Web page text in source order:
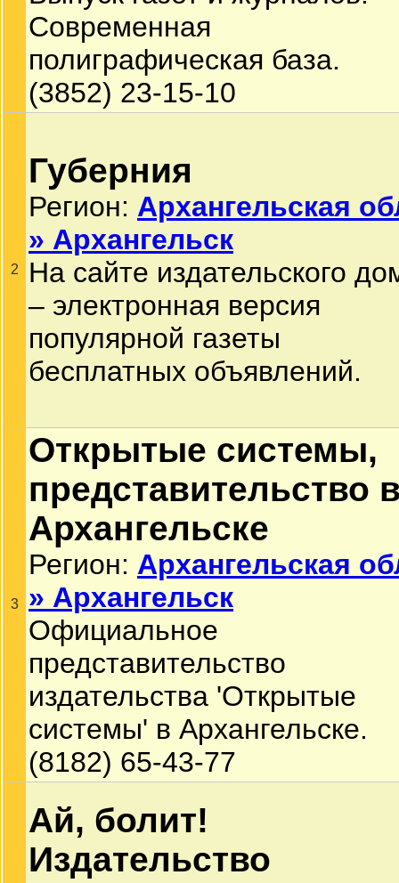
Современная
полиграфическая база.
(3852) 23-15-10
2
Губерния
Регион: Архангельская
» Архангельск
На сайте издательского
– электронная версия
популярной газеты
бесплатных объявлений.
3
Открытые системы,
представительство
Архангельске
Регион: Архангельская
» Архангельск
Официальное
представительство
издательства 'Открытые
системы' в Архангельске.
(8182) 65-43-77
Ай, болит!
Издательство